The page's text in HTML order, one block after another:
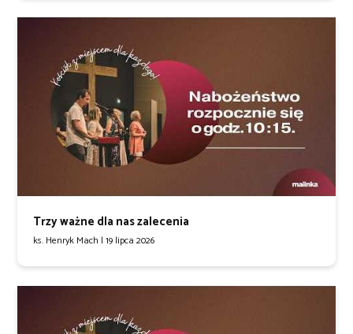
Trzy ważne dla nas zalecenia
ks. Henryk Mach | 19 lipca 2026